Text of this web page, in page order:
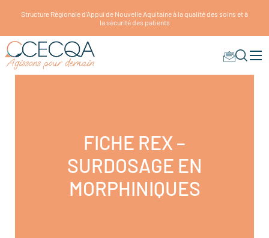
Structure Régionale d'Appui de Nouvelle Aquitaine à la qualité des soins et à
la sécurité des patients
FICHE REX –
SURDOSAGE EN
MORPHINIQUES